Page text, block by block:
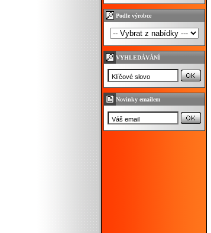
Podle výrobce
VYHLEDÁVÁNÍ
Novinky emailem